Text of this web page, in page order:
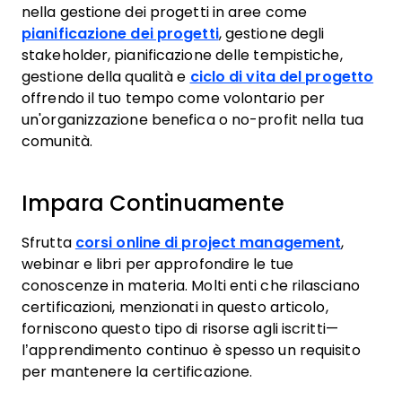
nella gestione dei progetti in aree come
pianificazione dei progetti, gestione degli
stakeholder, pianificazione delle tempistiche,
gestione della qualità e ciclo di vita del progetto
offrendo il tuo tempo come volontario per
un'organizzazione benefica o no-profit nella tua
comunità.
Impara Continuamente
Sfrutta corsi online di project management,
webinar e libri per approfondire le tue
conoscenze in materia. Molti enti che rilasciano
certificazioni, menzionati in questo articolo,
forniscono questo tipo di risorse agli iscritti—
l’apprendimento continuo è spesso un requisito
per mantenere la certificazione.